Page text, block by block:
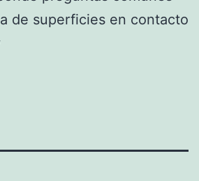
de superficies en contacto